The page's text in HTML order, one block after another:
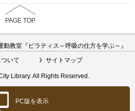
PAGE TOP
動教室『ピラティス～呼吸の仕方を学ぶ～』
いて
サイトマップ
Library. All Rights Reserved.
PC版を表示